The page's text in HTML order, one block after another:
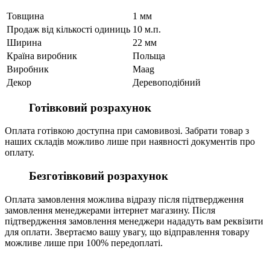
Товщина
1 мм
Продаж від кількості одиниць 10 м.п.
Ширина
22 мм
Країна виробник
Польща
Виробник
Maag
Декор
Деревоподібний
Готівковий розрахунок
Оплата готівкою доступна при самовивозі. Забрати товар з
наших складів можливо лише при наявності документів про
оплату.
Безготівковий розрахунок
Оплата замовлення можлива відразу після підтвердження
замовлення менеджерами інтернет магазину. Після
підтвердження замовлення менеджери нададуть вам реквізити
для оплати. Звертаємо вашу увагу, що відправлення товару
можливе лише при 100% передоплаті.